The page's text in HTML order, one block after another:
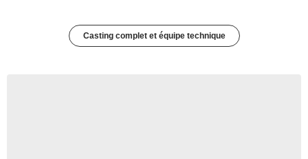
Casting complet et équipe technique